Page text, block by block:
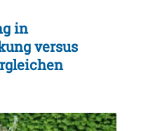
in
versus